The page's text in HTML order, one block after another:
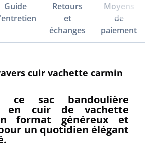
Guide
Retours
et
échanges
Moyens
de
paiement
cuir vachette carmin
ce sac bandoulière
en cuir de vachette
format généreux et
un quotidien élégant